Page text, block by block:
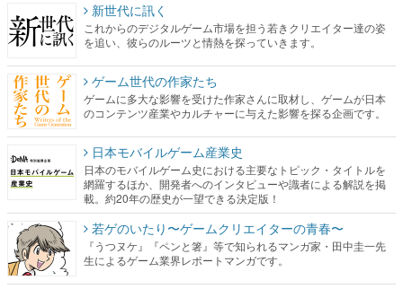
新世代に訊く
これからのデジタルゲーム市場を担う若きクリエイター達の姿
を追い、彼らのルーツと情熱を探っていきます。
ゲーム世代の作家たち
ゲームに多大な影響を受けた作家さんに取材し、ゲームが日本
のコンテンツ産業やカルチャーに与えた影響を探る企画です。
日本モバイルゲーム産業史
日本のモバイルゲーム史における主要なトピック・タイトルを
網羅するほか、開発者へのインタビューや識者による解説を掲
載。約20年の歴史が一望できる決定版！
若ゲのいたり〜ゲームクリエイターの青春〜
『うつヌケ』『ペンと箸』等で知られるマンガ家・田中圭一先
生によるゲーム業界レポートマンガです。